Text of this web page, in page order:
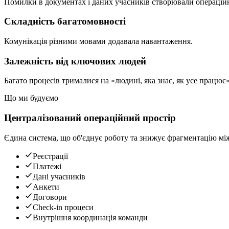
Складність багатомовності
Комунікація різними мовами додавала навантаження.
Залежність від ключових людей
Багато процесів трималися на «людині, яка знає, як усе
Що ми будуємо
Централізований операційний простір
Єдина система, що об'єднує роботу та знижує фрагментацію
Реєстрації
Платежі
Дані учасників
Анкети
Договори
Check-in процеси
Внутрішня координація команди